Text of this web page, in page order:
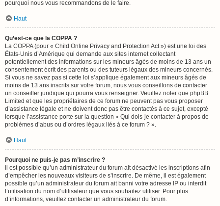
pourquoi nous vous recommandons de le faire.
Haut
Qu’est-ce que la COPPA ?
La COPPA (pour « Child Online Privacy and Protection Act ») est une loi des
États-Unis d’Amérique qui demande aux sites internet collectant
potentiellement des informations sur les mineurs âgés de moins de 13 ans un
consentement écrit des parents ou des tuteurs légaux des mineurs concernés.
Si vous ne savez pas si cette loi s’applique également aux mineurs âgés de
moins de 13 ans inscrits sur votre forum, nous vous conseillons de contacter
un conseiller juridique qui pourra vous renseigner. Veuillez noter que phpBB
Limited et que les propriétaires de ce forum ne peuvent pas vous proposer
d’assistance légale et ne doivent donc pas être contactés à ce sujet, excepté
lorsque l’assistance porte sur la question « Qui dois-je contacter à propos de
problèmes d’abus ou d’ordres légaux liés à ce forum ? ».
Haut
Pourquoi ne puis-je pas m’inscrire ?
Il est possible qu’un administrateur du forum ait désactivé les inscriptions afin
d’empêcher les nouveaux visiteurs de s’inscrire. De même, il est également
possible qu’un administrateur du forum ait banni votre adresse IP ou interdit
l’utilisation du nom d’utilisateur que vous souhaitez utiliser. Pour plus
d’informations, veuillez contacter un administrateur du forum.